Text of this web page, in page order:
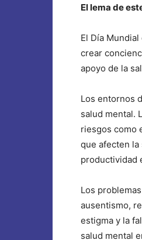
El lema de
El Día
crear
apoyo de la
Los entornos
salud mental.
riesgos como
que afecten la
productividad
Los
ausentismo,
estigma y la
salud mental